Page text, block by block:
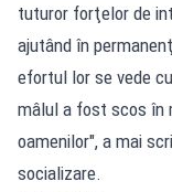
tuturor forţelor de
ajutând în
efortul lor se vede
mâlul a fost scos în
oamenilor", a mai
socializare.